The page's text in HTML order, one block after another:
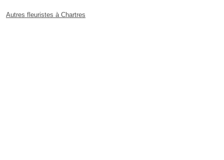
Autres fleuristes à Chartres